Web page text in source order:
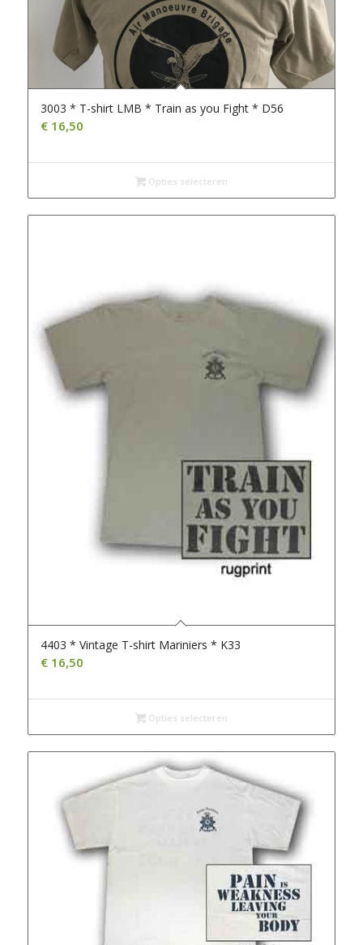
3003 * T-shirt LMB * Train as you Fight * D56
€16,50
Opties selecteren
4403 * Vintage T-shirt Mariniers * K33
€16,50
Opties selecteren